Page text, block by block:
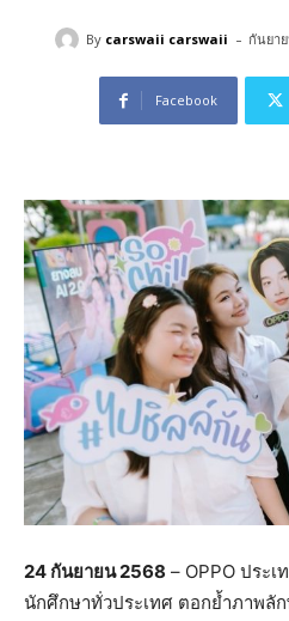
By carswaii carswaii - กันยา
Facebook
24 กันยายน2568 – OPPO ประ
นักศึกษาทั่วประเทศ ตอกย้ำภาพลั